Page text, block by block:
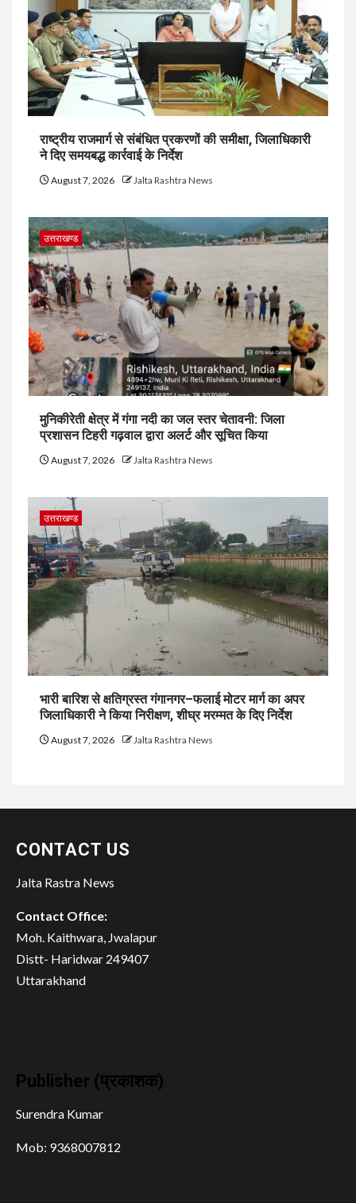
राष्ट्रीय राजमार्ग से संबंधित प्रकरणों की समीक्षा, जिलाधिकारी
ने दिए समयबद्ध कार्रवाई के निर्देश
August 7, 2026 Jalta Rashtra News
उत्तराखण्ड
मुनिकीरेती क्षेत्र में गंगा नदी का जल स्तर चेतावनी: जिला
प्रशासन टिहरी गढ़वाल द्वारा अलर्ट और सूचित किया
August 7, 2026 Jalta Rashtra News
उत्तराखण्ड
भारी बारिश से क्षतिग्रस्त गंगानगर–फलाई मोटर मार्ग का अपर
जिलाधिकारी ने किया निरीक्षण, शीघ्र मरम्मत के दिए निर्देश
August 7, 2026 Jalta Rashtra News
CONTACT US
Jalta Rastra News
Contact Office:
Moh. Kaithwara, Jwalapur
Distt- Haridwar 249407
Uttarakhand
Publisher (प्रकाशक)
Surendra Kumar
Mob: 9368007812